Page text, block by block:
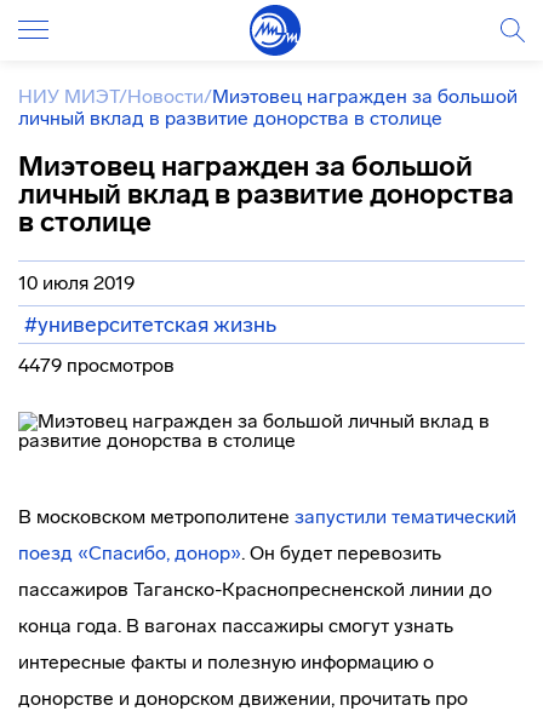
НИУ МИЭТ/Новости/Миэтовец награжден за большой
личный вклад в развитие донорства в столице
Миэтовец награжден за большой
личный вклад в развитие донорства
в столице
10 июля 2019
#университетская жизнь
4479 просмотров
В московском метрополитене запустили тематический
поезд «Спасибо, донор». Он будет перевозить
пассажиров Таганско-Краснопресненской линии до
конца года. В вагонах пассажиры смогут узнать
интересные факты и полезную информацию о
донорстве и донорском движении, прочитать про